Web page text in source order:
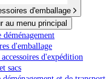
d'emballage
au menu principal
déménagement
d'emballage
d'expédition
sacs